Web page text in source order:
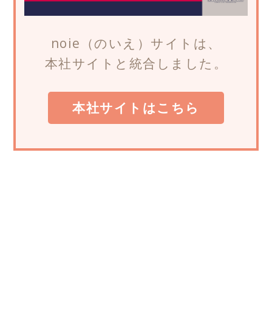
noie（のいえ）サイトは、
本社サイトと統合しました。
本社サイトはこちら